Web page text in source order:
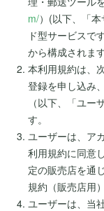
m/）(以下、「
ド型サービスで
から構成されます
本利用規約は、
登録を申し込み
（以下、「ユ
す。
ユーザーは、ア
利用規約に同意
定の販売店を通
規約（販売店用
ユーザーは、当